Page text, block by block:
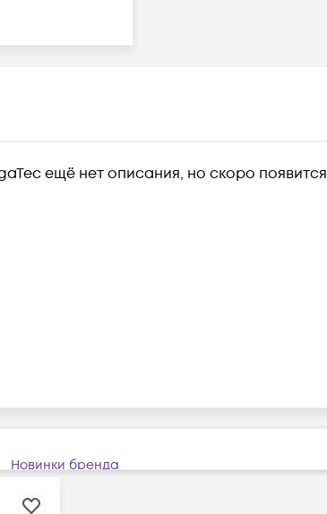
ещё нет описания, но скоро появится
Новинки бренда